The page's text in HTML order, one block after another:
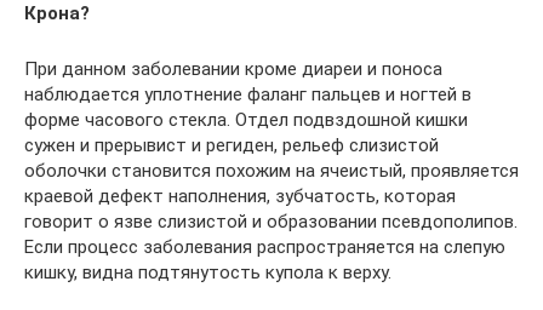
Крона?
При данном заболевании кроме диареи и поноса
наблюдается уплотнение фаланг пальцев и ногтей в
форме часового стекла. Отдел подвздошной кишки
сужен и прерывист и региден, рельеф слизистой
оболочки становится похожим на ячеистый, проявляется
краевой дефект наполнения, зубчатость, которая
говорит о язве слизистой и образовании псевдополипов.
Если процесс заболевания распространяется на слепую
кишку, видна подтянутость купола к верху.